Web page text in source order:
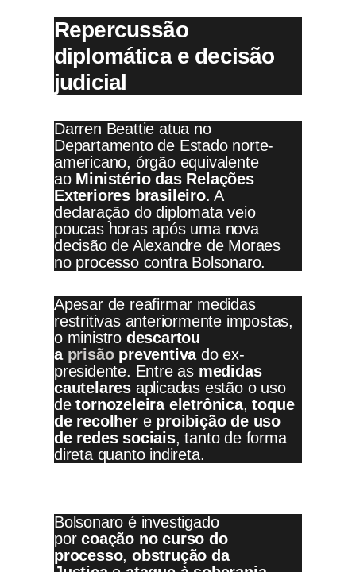
Repercussão
diplomática e decisão
judicial
Darren Beattie atua no
Departamento de Estado norte-
americano, órgão equivalente
ao Ministério das Relações
Exteriores brasileiro. A
declaração do diplomata veio
poucas horas após uma nova
decisão de Alexandre de Moraes
no processo contra Bolsonaro.
Apesar de reafirmar medidas
restritivas anteriormente impostas,
o ministro descartou
a prisãopreventivado ex-
presidente. Entre as medidas
cautelares aplicadas estão o uso
detornozeleira eletrônica,toque
de recolhere proibição de uso
de redes sociais, tanto de forma
direta quanto indireta.
Bolsonaro é investigado
porcoação no curso do
processo,obstrução da